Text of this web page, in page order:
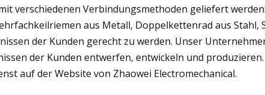
verschiedenen Verbindungsmethoden geliefert
aus Metall, Doppelkettenrad aus Stahl,
der Kunden gerecht zu werden. Unser
der Kunden entwerfen, entwickeln und
auf der Website von Zhaowei Electromechanical.